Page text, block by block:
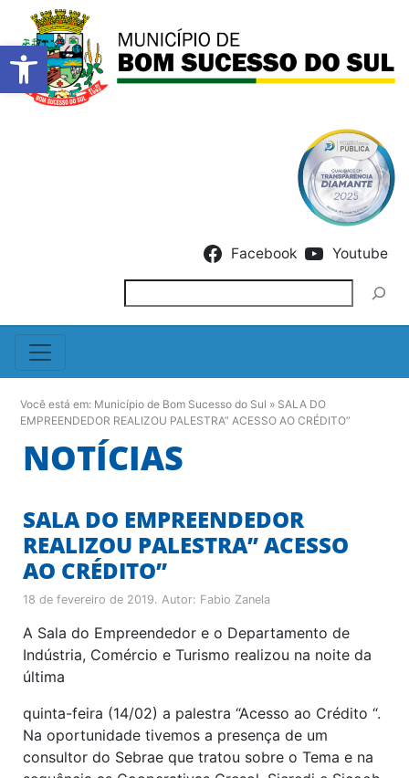
Barra de Ferramentas
Facebook Youtube
Você está em: Município de Bom Sucesso do Sul » SALA DO
EMPREENDEDOR REALIZOU PALESTRA” ACESSO AO CRÉDITO”
NOTÍCIAS
SALA DO EMPREENDEDOR
REALIZOU PALESTRA” ACESSO
AO CRÉDITO”
18 de fevereiro de 2019. Autor: Fabio Zanela
A Sala do Empreendedor e o Departamento de
Indústria, Comércio e Turismo realizou na noite da
última
quinta-feira (14/02) a palestra “Acesso ao Crédito “.
Na oportunidade tivemos a presença de um
consultor do Sebrae que tratou sobre o Tema e na